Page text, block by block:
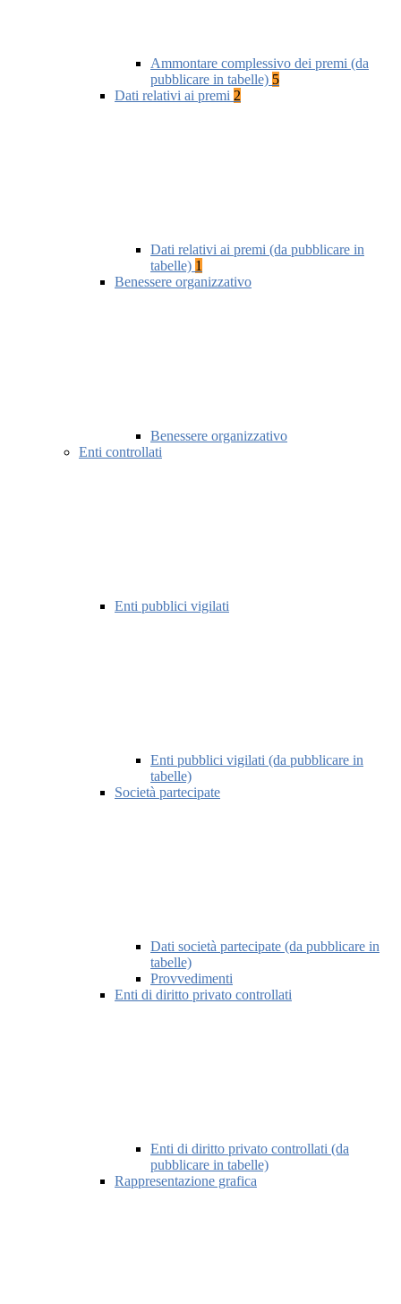
Ammontare complessivo dei premi (da
pubblicare in tabelle) 5
Dati relativi ai premi 2
Dati relativi ai premi (da pubblicare in
tabelle) 1
Benessere organizzativo
Benessere organizzativo
Enti controllati
Enti pubblici vigilati
Enti pubblici vigilati (da pubblicare in
tabelle)
Società partecipate
Dati società partecipate (da pubblicare in
tabelle)
Provvedimenti
Enti di diritto privato controllati
Enti di diritto privato controllati (da
pubblicare in tabelle)
Rappresentazione grafica